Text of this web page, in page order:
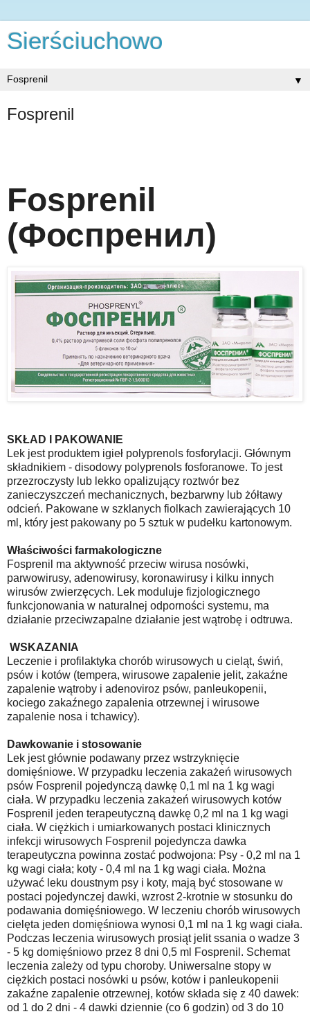
Sierściuchowo
▼
Fosprenil
Fosprenil
(Фоспренил)
SKŁAD I PAKOWANIE
Lek jest produktem igieł polyprenols fosforylacji. Głównym
składnikiem - disodowy polyprenols fosforanowe. To jest
przezroczysty lub lekko opalizujący roztwór bez
zanieczyszczeń mechanicznych, bezbarwny lub żółtawy
odcień. Pakowane w szklanych fiolkach zawierających 10
ml, który jest pakowany po 5 sztuk w pudełku kartonowym.
Właściwości farmakologiczne
Fosprenil ma aktywność przeciw wirusa nosówki,
parwowirusy, adenowirusy, koronawirusy i kilku innych
wirusów zwierzęcych. Lek moduluje fizjologicznego
funkcjonowania w naturalnej odporności systemu, ma
działanie przeciwzapalne działanie jest wątrobę i odtruwa.
WSKAZANIA
Leczenie i profilaktyka chorób wirusowych u cieląt, świń,
psów i kotów (tempera, wirusowe zapalenie jelit, zakaźne
zapalenie wątroby i adenoviroz psów, panleukopenii,
kociego zakaźnego zapalenia otrzewnej i wirusowe
zapalenie nosa i tchawicy).
Dawkowanie i stosowanie
Lek jest głównie podawany przez wstrzyknięcie
domięśniowe. W przypadku leczenia zakażeń wirusowych
psów Fosprenil pojedynczą dawkę 0,1 ml na 1 kg wagi
ciała. W przypadku leczenia zakażeń wirusowych kotów
Fosprenil jeden terapeutyczną dawkę 0,2 ml na 1 kg wagi
ciała. W ciężkich i umiarkowanych postaci klinicznych
infekcji wirusowych Fosprenil pojedyncza dawka
terapeutyczna powinna zostać podwojona: Psy - 0,2 ml na 1
kg wagi ciała; koty - 0,4 ml na 1 kg wagi ciała. Można
używać leku doustnym psy i koty, mają być stosowane w
postaci pojedynczej dawki, wzrost 2-krotnie w stosunku do
podawania domięśniowego. W leczeniu chorób wirusowych
cielęta jeden domięśniowa wynosi 0,1 ml na 1 kg wagi ciała.
Podczas leczenia wirusowych prosiąt jelit ssania o wadze 3
- 5 kg domięśniowo przez 8 dni 0,5 ml Fosprenil. Schemat
leczenia zależy od typu choroby. Uniwersalne stopy w
ciężkich postaci nosówki u psów, kotów i panleukopenii
zakaźne zapalenie otrzewnej, kotów składa się z 40 dawek:
od 1 do 2 dni - 4 dawki dziennie (co 6 godzin) od 3 do 10